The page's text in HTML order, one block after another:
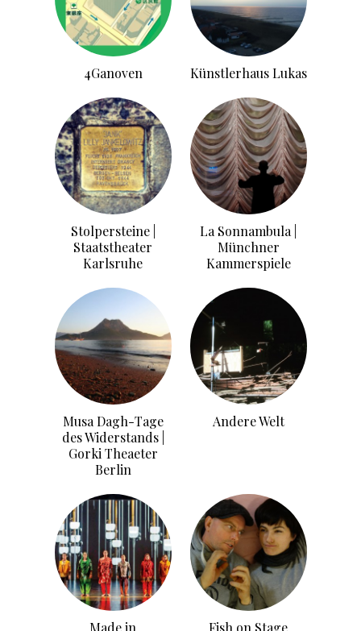
4Ganoven Künstlerhaus Lukas
Stolpersteine |
Staatstheater
Karlsruhe
La Sonnambula |
Münchner
Kammerspiele
Musa Dagh-Tage
des Widerstands |
Gorki Theaeter
Berlin
Andere Welt
Made in
Fish on Stage